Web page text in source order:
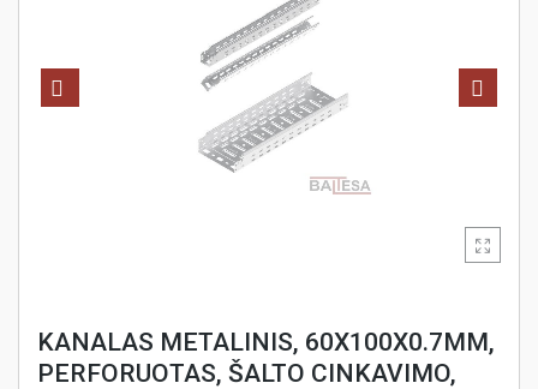
KANALAS METALINIS, 60X100X0.7MM,
PERFORUOTAS, ŠALTO CINKAVIMO,